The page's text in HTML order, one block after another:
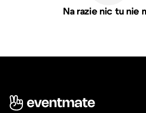
Na razie nic tu nie